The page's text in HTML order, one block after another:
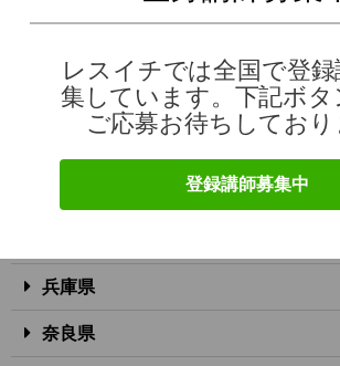
三重県
兵庫県
奈良県
レスイチでは全国で登
集しています。下記ボタ
ご応募お待ちしており
登録講師募集中